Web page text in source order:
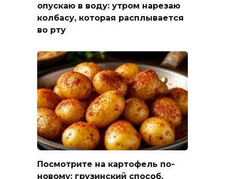
опускаю в воду: утром нарезаю
колбасу, которая расплывается
во рту
Посмотрите на картофель по-
новому: грузинский способ,